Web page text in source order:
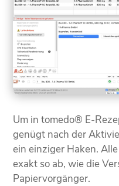
Um in tomedo® E-
genügt nach der
ein einziger Haken.
exakt so ab, wie die
Papiervorgänger.